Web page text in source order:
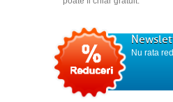
Nu rata